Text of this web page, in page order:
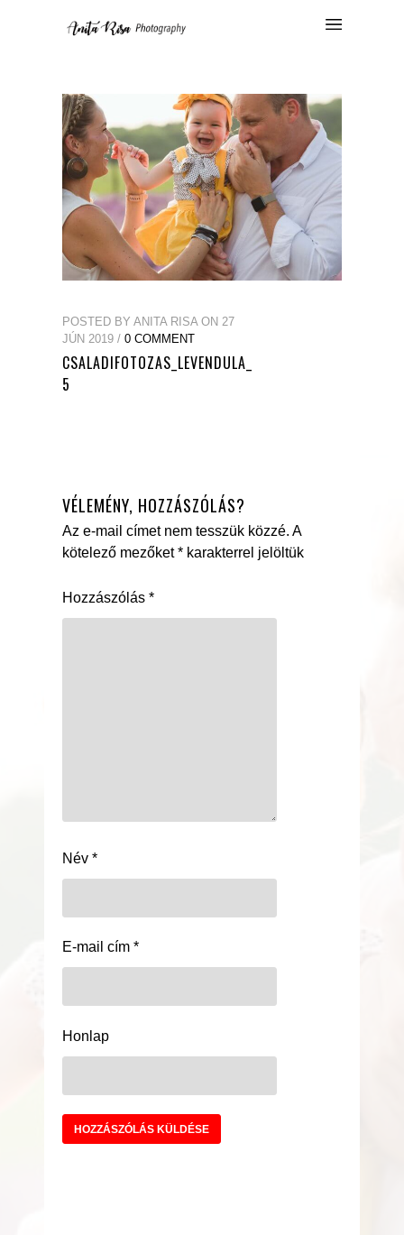
POSTED BY ANITA RISA ON 27
JÚN 2019 / 0 COMMENT
CSALADIFOTOZAS_LEVENDULA_
5
VÉLEMÉNY, HOZZÁSZÓLÁS?
Az e-mail címet nem tesszük közzé. A
kötelező mezőket* karakterrel jelöltük
Hozzászólás *
Név *
E-mail cím *
Honlap